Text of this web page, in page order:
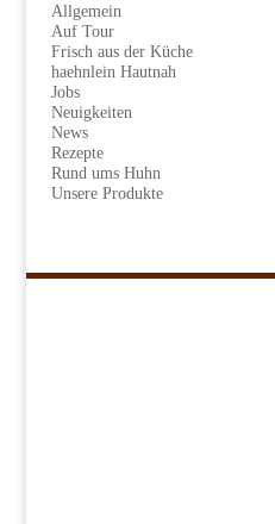
Allgemein
Auf Tour
Frisch aus der Küche
haehnlein Hautnah
Jobs
Neuigkeiten
News
Rezepte
Rund ums Huhn
Unsere Produkte